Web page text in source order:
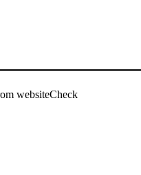
websiteCheck